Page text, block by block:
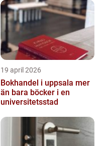
19 april 2026
Bokhandel i uppsala mer
än bara böcker i en
universitetsstad